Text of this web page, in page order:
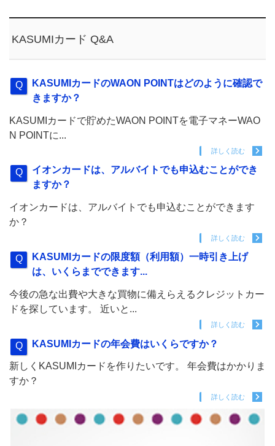
KASUMIカード Q&A
KASUMIカードのWAON POINTはどのように確認で
きますか？
KASUMIカードで貯めたWAON POINTを電子マネーWAO
N POINTに...
詳しく読む
イオンカードは、アルバイトでも申込むことができ
ますか？
イオンカードは、アルバイトでも申込むことができます
か？
詳しく読む
KASUMIカードの限度額（利用額）一時引き上げ
は、いくらまでできます...
今後の急な出費や大きな買物に備えらえるクレジットカー
ドを探しています。 近いと...
詳しく読む
KASUMIカードの年会費はいくらですか？
新しくKASUMIカードを作りたいです。 年会費はかかりま
すか？
詳しく読む